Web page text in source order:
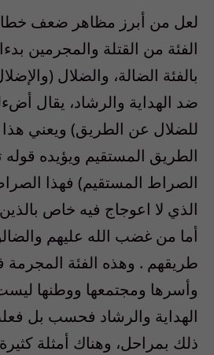
لعل من أبرز مظاهر ضعف
الفئة من القتلة والمجرمين
بالفئة الضالة، والضلال
ضد الهداية والرشاد، يقال
للضلال عن الطريق) ويعني
الطريق المستقيم ويؤيده قوله
الصراط المستقيم) فهذا
الذي لا اعوجاج فيه خاص بالذين
أما من غضب الله عليهم
طريقهم . وهذه الفئة
وأسرها ومجتمعها ووطنها
الهداية والرشاد فحسب بل
ذلك بمراحل، وهناك أمثلة